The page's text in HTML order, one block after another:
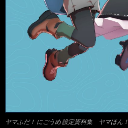
ヤマふだ！ にごうめ 設定資料集 ヤマほん！